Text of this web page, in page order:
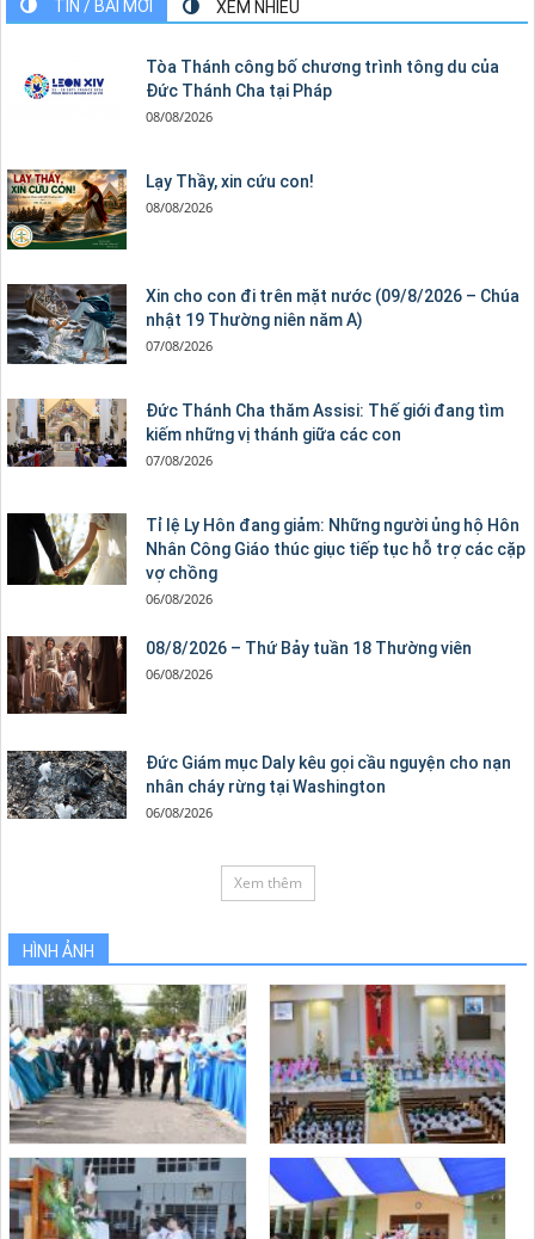
TIN / BÀI MỚI XEM NHIỀU
Tòa Thánh công bố chương trình tông du của
Đức Thánh Cha tại Pháp
08/08/2026
Lạy Thầy, xin cứu con!
08/08/2026
Xin cho con đi trên mặt nước (09/8/2026 – Chúa
nhật 19 Thường niên năm A)
07/08/2026
Đức Thánh Cha thăm Assisi: Thế giới đang tìm
kiếm những vị thánh giữa các con
07/08/2026
Tỉ lệ Ly Hôn đang giảm: Những người ủng hộ Hôn
Nhân Công Giáo thúc giục tiếp tục hỗ trợ các cặp
vợ chồng
06/08/2026
08/8/2026 – Thứ Bảy tuần 18 Thường viên
06/08/2026
Đức Giám mục Daly kêu gọi cầu nguyện cho nạn
nhân cháy rừng tại Washington
06/08/2026
Xem thêm
HÌNH ẢNH